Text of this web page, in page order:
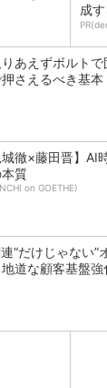
成す
りあえずボルト
さえるべき基本
城徹×藤田晋】AI
質
on GOETHE)
“だけじゃない
道な顧客基盤強